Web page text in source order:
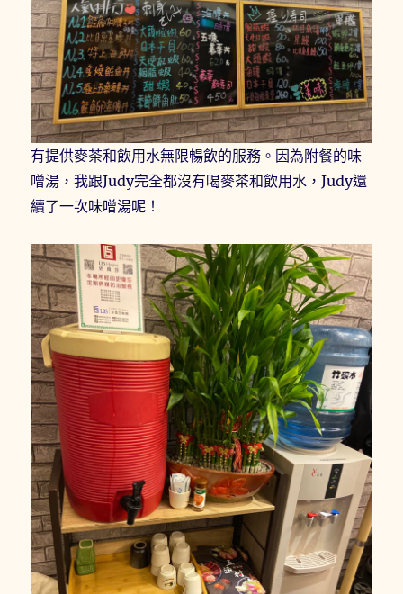
有提供麥茶和飲用水無限暢飲的服務。因為附餐的味
噌湯，我跟Judy完全都沒有喝麥茶和飲用水，Judy還
續了一次味噌湯呢！